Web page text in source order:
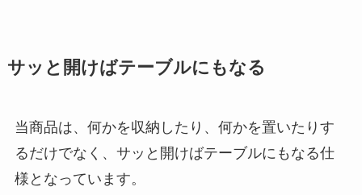
サッと開けばテーブルにもなる
当商品は、何かを収納したり、何かを置いたりす
るだけでなく、サッと開けばテーブルにもなる仕
様となっています。